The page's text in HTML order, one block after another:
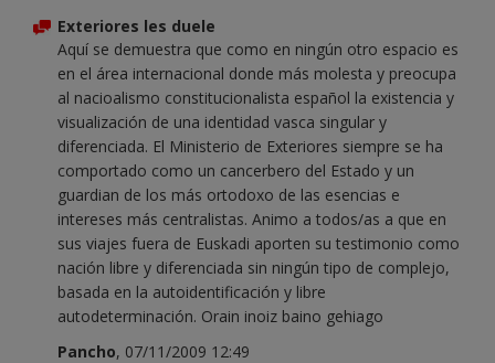
Exteriores les duele
Aquí se demuestra que como en ningún otro espacio es
en el área internacional donde más molesta y preocupa
al nacioalismo constitucionalista español la existencia y
visualización de una identidad vasca singular y
diferenciada. El Ministerio de Exteriores siempre se ha
comportado como un cancerbero del Estado y un
guardian de los más ortodoxo de las esencias e
intereses más centralistas. Animo a todos/as a que en
sus viajes fuera de Euskadi aporten su testimonio como
nación libre y diferenciada sin ningún tipo de complejo,
basada en la autoidentificación y libre
autodeterminación. Orain inoiz baino gehiago
Pancho, 07/11/2009 12:49